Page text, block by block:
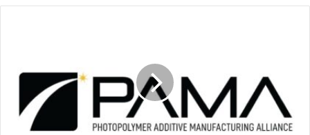
تصميمه
لمستخدمي
القطاع